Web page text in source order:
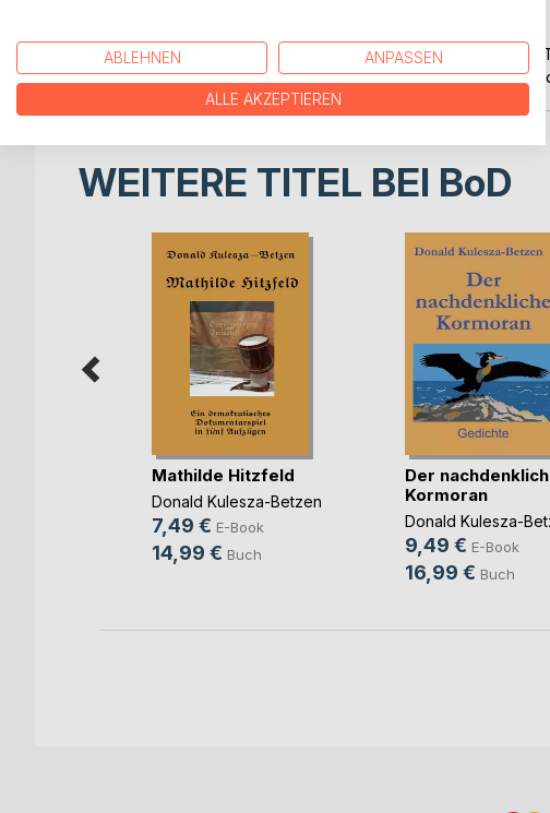
Der vorliegende Band enthält Gedichte zu den folgenden
Natur, Politik und Spitzmäuschen Trixies Abenteuer
WEITERE TITEL BEI BoD
Mathilde Hitzfeld
Donald Kulesza-Betzen
7,49 € E-Book
14,99 € Buch
Der
Kormoran
Donald Kulesza-
9,49 € E-Book
16,99 € Buch
ABLEHNEN ANPASSEN
ALLE AKZEPTIEREN